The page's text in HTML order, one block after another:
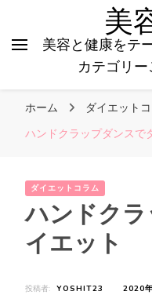
美
美容と健康をテ
カテゴリー
ホーム
ダイエット
ハンドクラップダンスで
ダイエットコラム
ハンドク
イエット
投稿者: YOSHIT23 2020